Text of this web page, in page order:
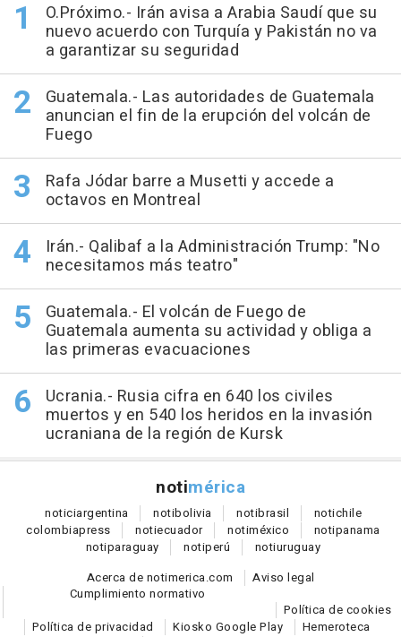
O.Próximo.- Irán avisa a Arabia Saudí que su
nuevo acuerdo con Turquía y Pakistán no va
a garantizar su seguridad
Guatemala.- Las autoridades de Guatemala
anuncian el fin de la erupción del volcán de
Fuego
Rafa Jódar barre a Musetti y accede a
octavos en Montreal
Irán.- Qalibaf a la Administración Trump: "No
necesitamos más teatro"
Guatemala.- El volcán de Fuego de
Guatemala aumenta su actividad y obliga a
las primeras evacuaciones
Ucrania.- Rusia cifra en 640 los civiles
muertos y en 540 los heridos en la invasión
ucraniana de la región de Kursk
notimérica
noticiargentina notibolivia notibrasil notichile
colombiapress notiecuador notiméxico notipanama
notiparaguay notiperú notiuruguay
Acerca de notimerica.com
Aviso legal
Cumplimiento normativo
Política de cookies
Política de privacidad
Kiosko Google Play
Hemeroteca